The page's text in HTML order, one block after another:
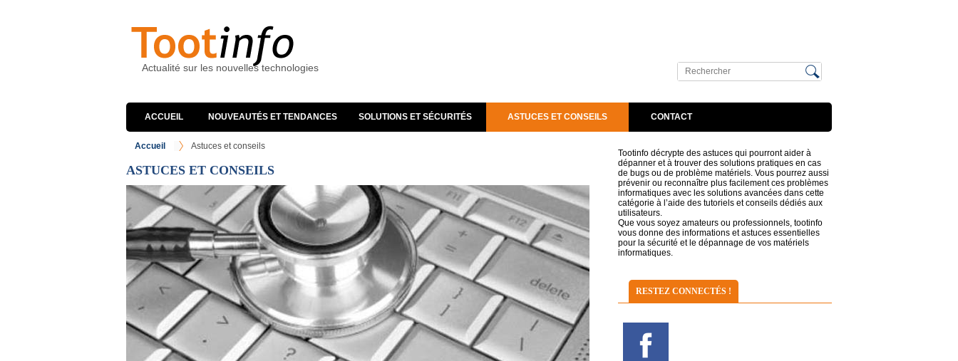
Actualité sur les nouvelles technologies
ACCUEIL NOUVEAUTÉS ET TENDANCES SOLUTIONS ET SÉCURITÉS ASTUCES ET CONSEILS CONTACT
Accueil Astuces et conseils
ASTUCES ET CONSEILS
Tootinfo décrypte des astuces qui pourront aider à
dépanner et à trouver des solutions pratiques en cas
de bugs ou de problème matériels. Vous pourrez aussi
prévenir ou reconnaître plus facilement ces problèmes
informatiques avec les solutions avancées dans cette
catégorie à l’aide des tutoriels et conseils dédiés aux
utilisateurs.
Que vous soyez amateurs ou professionnels, tootinfo
vous donne des informations et astuces essentielles
pour la sécurité et le dépannage de vos matériels
informatiques.
RESTEZ CONNECTÉS !